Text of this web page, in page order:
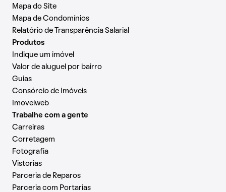
Mapa do Site
Mapa de Condomínios
Relatório de Transparência Salarial
Produtos
Indique um imóvel
Valor de aluguel por bairro
Guias
Consórcio de Imóveis
Imovelweb
Trabalhe com a gente
Carreiras
Corretagem
Fotografia
Vistorias
Parceria de Reparos
Parceria com Portarias